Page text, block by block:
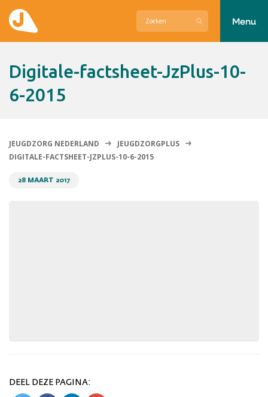
Hier zetten wij ons voor in
Contact
Menu
digitale-factsheet-JzPlus-10-
6-2015
JEUGDZORG NEDERLAND
JEUGDZORGPLUS
DIGITALE-FACTSHEET-JZPLUS-10-6-2015
28 MAART 2017
DEEL DEZE PAGINA: